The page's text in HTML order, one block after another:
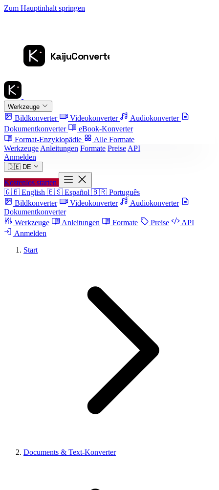
Zum Hauptinhalt springen
Werkzeuge
Bildkonverter Videokonverter
Audiokonverter
Dokumentkonverter
eBook-Konverter
Format-Enzyklopädie
Alle Formate
Werkzeuge Anleitungen Formate Preise API
Anmelden
🇩🇪 DE
Kostenlos starten
🇬🇧 English 🇪🇸 Español 🇧🇷 Português
Bildkonverter
Videokonverter
Audiokonverter
Dokumentkonverter
Werkzeuge
Anleitungen Formate Preise
API
Anmelden
Start
Documents & Text-Konverter